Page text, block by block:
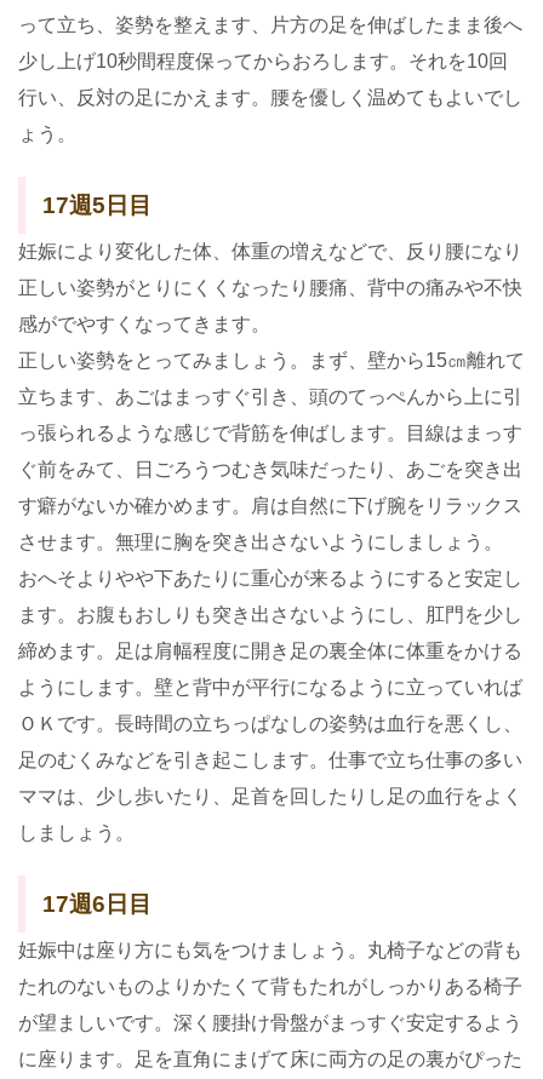
って立ち、姿勢を整えます、片方の足を伸ばしたまま後へ
少し上げ10秒間程度保ってからおろします。それを10回
行い、反対の足にかえます。腰を優しく温めてもよいでし
ょう。
17週5日目
妊娠により変化した体、体重の増えなどで、反り腰になり
正しい姿勢がとりにくくなったり腰痛、背中の痛みや不快
感がでやすくなってきます。
正しい姿勢をとってみましょう。まず、壁から15㎝離れて
立ちます、あごはまっすぐ引き、頭のてっぺんから上に引
っ張られるような感じで背筋を伸ばします。目線はまっす
ぐ前をみて、日ごろうつむき気味だったり、あごを突き出
す癖がないか確かめます。肩は自然に下げ腕をリラックス
させます。無理に胸を突き出さないようにしましょう。
おへそよりやや下あたりに重心が来るようにすると安定し
ます。お腹もおしりも突き出さないようにし、肛門を少し
締めます。足は肩幅程度に開き足の裏全体に体重をかける
ようにします。壁と背中が平行になるように立っていれば
ＯＫです。長時間の立ちっぱなしの姿勢は血行を悪くし、
足のむくみなどを引き起こします。仕事で立ち仕事の多い
ママは、少し歩いたり、足首を回したりし足の血行をよく
しましょう。
17週6日目
妊娠中は座り方にも気をつけましょう。丸椅子などの背も
たれのないものよりかたくて背もたれがしっかりある椅子
が望ましいです。深く腰掛け骨盤がまっすぐ安定するよう
に座ります。足を直角にまげて床に両方の足の裏がぴった